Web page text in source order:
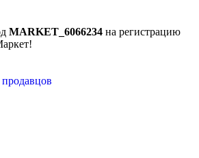
MARKET_6066234 на регистрацию